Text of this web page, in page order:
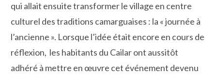
qui allait ensuite transformer le village en centre
culturel des traditions camarguaises : la « journée à
l’ancienne ». Lorsque l’idée était encore en cours de
réflexion, les habitants du Cailar ont aussitôt
adhéré à mettre en œuvre cet événement devenu